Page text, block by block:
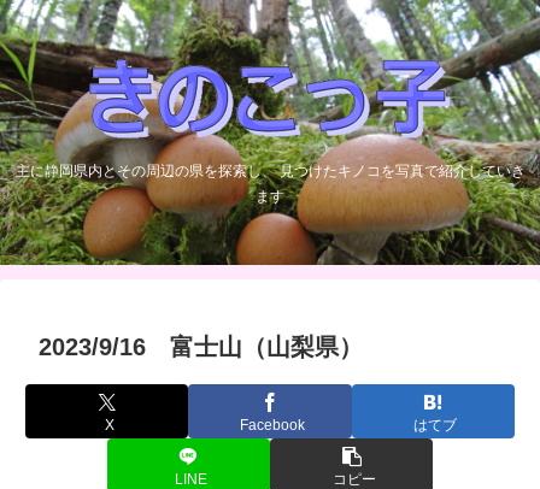
主に静岡県内とその周辺の県を探索し、 見つけたキノコを写真で紹介していき
ます
2023/9/16 富士山（山梨県）
X Facebook はてブ
LINE コピー